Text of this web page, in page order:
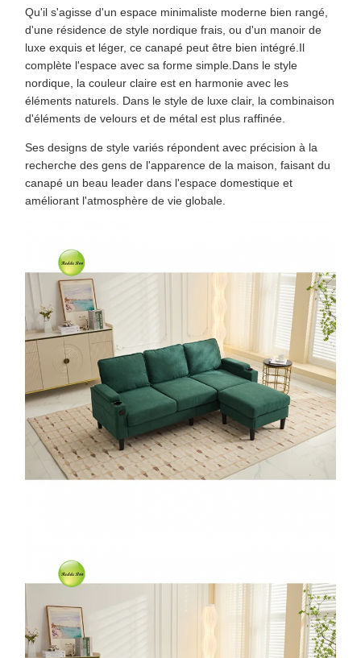
Qu'il s'agisse d'un espace minimaliste moderne bien rangé,
d'une résidence de style nordique frais, ou d'un manoir de
luxe exquis et léger, ce canapé peut être bien intégré.Il
complète l'espace avec sa forme simple.Dans le style
nordique, la couleur claire est en harmonie avec les
éléments naturels. Dans le style de luxe clair, la combinaison
d'éléments de velours et de métal est plus raffinée.
Ses designs de style variés répondent avec précision à la
recherche des gens de l'apparence de la maison, faisant du
canapé un beau leader dans l'espace domestique et
améliorant l'atmosphère de vie globale.